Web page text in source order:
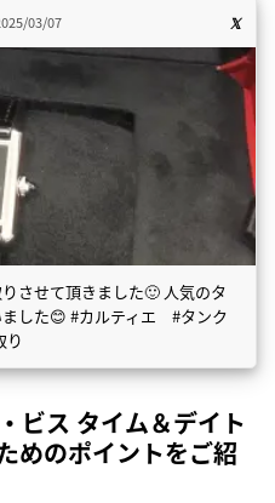
03/07
させて頂きました🙂 人気のタ
した😊 #カルティエ #タンク
ビス タイム＆デイト
めのポイントをご紹